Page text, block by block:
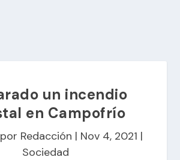
un incendio
en Campofrío
Redacción | Nov 4, 2021 |
Sociedad